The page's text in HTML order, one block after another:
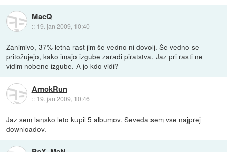
MacQ
:: 19. jan 2009, 10:40
Zanimivo, 37% letna rast jim še vedno ni dovolj. Še vedno se
pritožujejo, kako imajo izgube zaradi piratstva. Jaz pri rasti ne
vidim nobene izgube. A jo kdo vidi?
AmokRun
:: 19. jan 2009, 10:46
Jaz sem lansko leto kupil 5 albumov. Seveda sem vse najprej
downloadov.